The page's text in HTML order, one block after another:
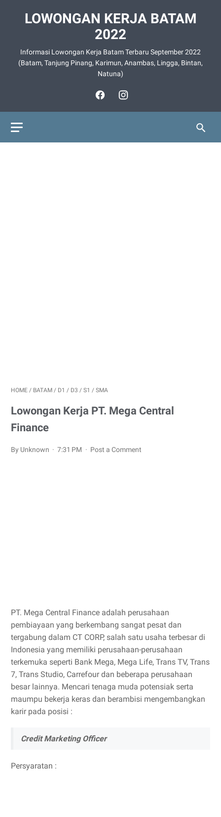
LOWONGAN KERJA BATAM
2022
Informasi Lowongan Kerja Batam Terbaru September 2022
(Batam, Tanjung Pinang, Karimun, Anambas, Lingga, Bintan,
Natuna)
HOME / BATAM / D1 / D3 / S1 / SMA
Lowongan Kerja PT. Mega Central
Finance
By Unknown 7:31 PM Post a Comment
PT. Mega Central Finance adalah perusahaan
pembiayaan yang berkembang sangat pesat dan
tergabung dalam CT CORP, salah satu usaha terbesar di
Indonesia yang memiliki perusahaan-perusahaan
terkemuka seperti Bank Mega, Mega Life, Trans TV, Trans
7, Trans Studio, Carrefour dan beberapa perusahaan
besar lainnya. Mencari tenaga muda potensiak serta
maumpu bekerja keras dan berambisi mengembangkan
karir pada posisi :
Credit Marketing Officer
Persyaratan :